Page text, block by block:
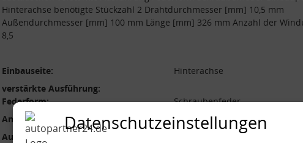
Hinterachse benötigte Stückzahl 2 Drahtdurchmesser [mm] 10,5 mm
Außendurchmesser [mm] 100 mm Länge [mm] 326 mm Anzahl der
8,5
Einbauseite:
Hinterachse
verstärkte Ausführung:
Federform:
Schraubenfeder
Anzahl der Windungen:
8,5
Außendurchmesser [mm]:
Datenschutzeinstellungen